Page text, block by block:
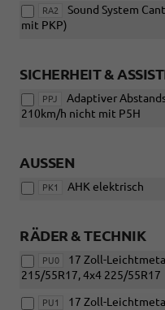
RA2
Sound System
mit PKP)
SICHERHEIT &
PPJ
Adaptiver
210km/h nicht mit P5H
AUSSEN
PK1 AHK elektrisch
RÄDER & TECHNIK
PU0
17 Zoll-
215/55R17, 4x4 225/55R17
PU1
17 Zoll-